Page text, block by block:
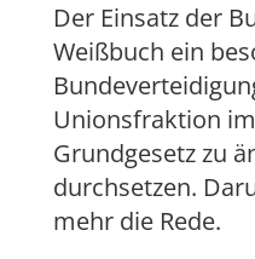
Der Einsatz der
Weißbuch ein
Unionsfraktion
Grundgesetz zu
durchsetzen.
mehr die Rede.